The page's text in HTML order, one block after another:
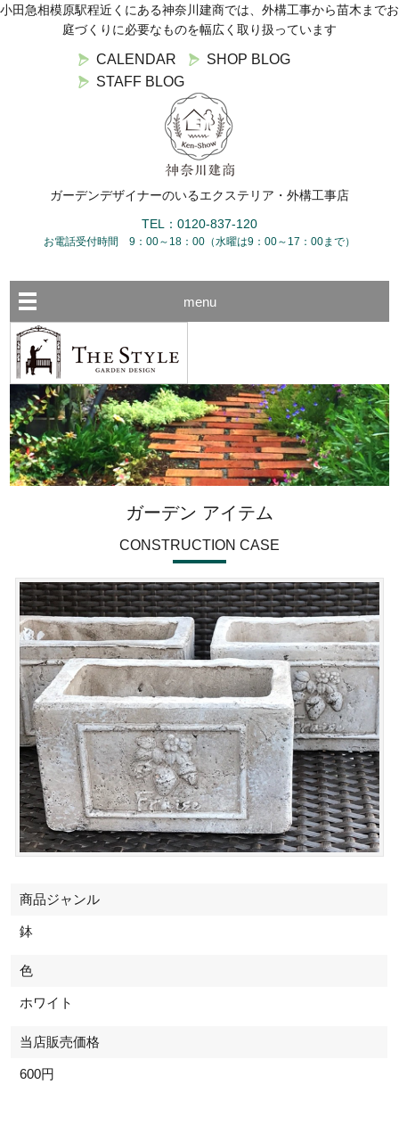
小田急相模原駅程近くにある神奈川建商では、外構工事から苗木までお
庭づくりに必要なものを幅広く取り扱っています
CALENDAR
SHOP BLOG
STAFF BLOG
ガーデンデザイナーのいるエクステリア・外構工事店
TEL：0120-837-120
お電話受付時間 9：00～18：00（水曜は9：00～17：00まで）
menu
ガーデン アイテム
CONSTRUCTION CASE
商品ジャンル
鉢
色
ホワイト
当店販売価格
600円